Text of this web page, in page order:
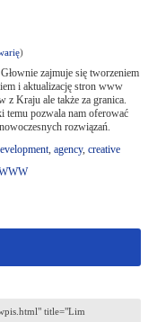
)
zajmuje się tworzeniem
i aktualizację stron www
z Kraju ale także za granica.
temu pozwala nam oferować
rozwiązań.
, agency, creative